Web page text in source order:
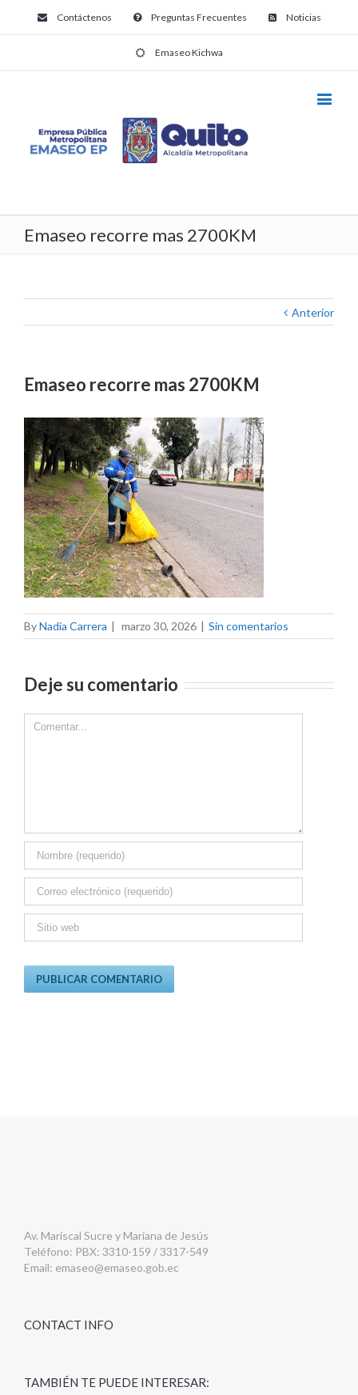
Contáctenos Preguntas Frecuentes Noticias
Emaseo Kichwa
Emaseo recorre mas 2700KM
Anterior
Emaseo recorre mas 2700KM
ByNadia Carrera | marzo 30, 2026 | Sin comentarios
Deje su comentario
Comment
Av. Mariscal Sucre y Mariana de Jesús
Teléfono: PBX: 3310-159 / 3317-549
Email: emaseo@emaseo.gob.ec
CONTACT INFO
TAMBIÉN TE PUEDE INTERESAR: